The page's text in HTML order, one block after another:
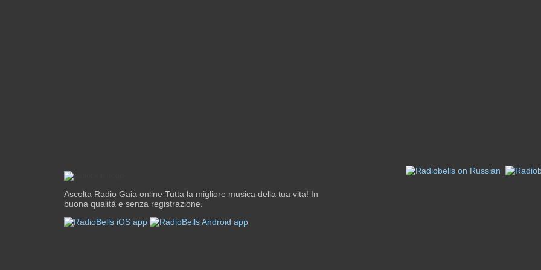
Ascolta Radio Gaia online Tutta la migliore musica della tua vita! In
buona qualità e senza registrazione.